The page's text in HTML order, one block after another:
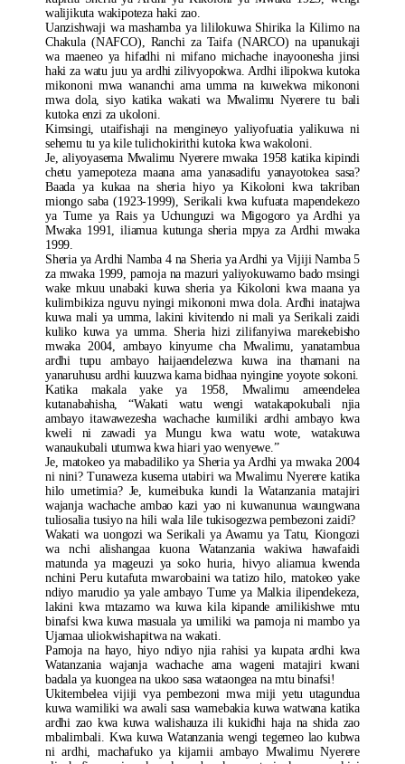
walijikuta wakipoteza haki zao.
Uanzishwaji wa mashamba ya lililokuwa Shirika la Kilimo na
Chakula (NAFCO), Ranchi za Taifa (NARCO) na upanukaji
wa maeneo ya hifadhi ni mifano michache inayoonesha jinsi
haki za watu juu ya ardhi zilivyopokwa. Ardhi ilipokwa kutoka
mikononi mwa wananchi ama umma na kuwekwa mikononi
mwa dola, siyo katika wakati wa Mwalimu Nyerere tu bali
kutoka enzi za ukoloni.
Kimsingi, utaifishaji na mengineyo yaliyofuatia yalikuwa ni
sehemu tu ya kile tulichokirithi kutoka kwa wakoloni.
Je, aliyoyasema Mwalimu Nyerere mwaka 1958 katika kipindi
chetu yamepoteza maana ama yanasadifu yanayotokea sasa?
Baada ya kukaa na sheria hiyo ya Kikoloni kwa takriban
miongo saba (1923-1999), Serikali kwa kufuata mapendekezo
ya Tume ya Rais ya Uchunguzi wa Migogoro ya Ardhi ya
Mwaka 1991, iliamua kutunga sheria mpya za Ardhi mwaka
1999.
Sheria ya Ardhi Namba 4 na Sheria ya Ardhi ya Vijiji Namba 5
za mwaka 1999, pamoja na mazuri yaliyokuwamo bado msingi
wake mkuu unabaki kuwa sheria ya Kikoloni kwa maana ya
kulimbikiza nguvu nyingi mikononi mwa dola. Ardhi inatajwa
kuwa mali ya umma, lakini kivitendo ni mali ya Serikali zaidi
kuliko kuwa ya umma. Sheria hizi zilifanyiwa marekebisho
mwaka 2004, ambayo kinyume cha Mwalimu, yanatambua
ardhi tupu ambayo haijaendelezwa kuwa ina thamani na
yanaruhusu ardhi kuuzwa kama bidhaa nyingine yoyote sokoni.
Katika makala yake ya 1958, Mwalimu ameendelea
kutanabahisha, “Wakati watu wengi watakapokubali njia
ambayo itawawezesha wachache kumiliki ardhi ambayo kwa
kweli ni zawadi ya Mungu kwa watu wote, watakuwa
wanaukubali utumwa kwa hiari yao wenyewe.”
Je, matokeo ya mabadiliko ya Sheria ya Ardhi ya mwaka 2004
ni nini? Tunaweza kusema utabiri wa Mwalimu Nyerere katika
hilo umetimia? Je, kumeibuka kundi la Watanzania matajiri
wajanja wachache ambao kazi yao ni kuwanunua waungwana
tuliosalia tusiyo na hili wala lile tukisogezwa pembezoni zaidi?
Wakati wa uongozi wa Serikali ya Awamu ya Tatu, Kiongozi
wa nchi alishangaa kuona Watanzania wakiwa hawafaidi
matunda ya mageuzi ya soko huria, hivyo aliamua kwenda
nchini Peru kutafuta mwarobaini wa tatizo hilo, matokeo yake
ndiyo marudio ya yale ambayo Tume ya Malkia ilipendekeza,
lakini kwa mtazamo wa kuwa kila kipande amilikishwe mtu
binafsi kwa kuwa masuala ya umiliki wa pamoja ni mambo ya
Ujamaa uliokwishapitwa na wakati.
Pamoja na hayo, hiyo ndiyo njia rahisi ya kupata ardhi kwa
Watanzania wajanja wachache ama wageni matajiri kwani
badala ya kuongea na ukoo sasa wataongea na mtu binafsi!
Ukitembelea vijiji vya pembezoni mwa miji yetu utagundua
kuwa wamiliki wa awali sasa wamebakia kuwa watwana katika
ardhi zao kwa kuwa walishauza ili kukidhi haja na shida zao
mbalimbali. Kwa kuwa Watanzania wengi tegemeo lao kubwa
ni ardhi, machafuko ya kijamii ambayo Mwalimu Nyerere